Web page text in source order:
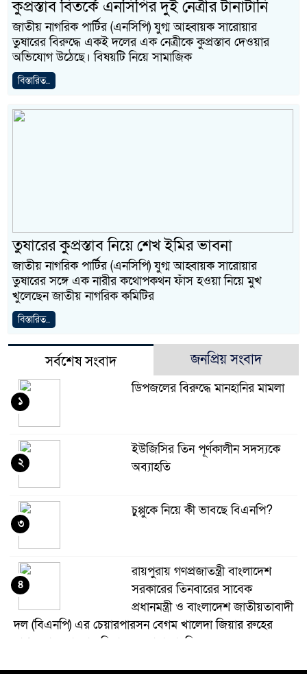
কুপ্রস্তাব বিতর্কে এনসিপির দুই নেত্রীর টানাটানি
জাতীয় নাগরিক পার্টির (এনসিপি) যুগ্ম আহ্বায়ক সারোয়ার
তুষারের বিরুদ্ধে একই দলের এক নেত্রীকে কুপ্রস্তাব দেওয়ার
অভিযোগ উঠেছে। বিষয়টি নিয়ে সামাজিক
বিস্তারিত..
তুষারের কুপ্রস্তাব নিয়ে শেখ ইমির ভাবনা
জাতীয় নাগরিক পার্টির (এনসিপি) যুগ্ম আহ্বায়ক সারোয়ার
তুষারের সঙ্গে এক নারীর কথোপকথন ফাঁস হওয়া নিয়ে মুখ
খুলেছেন জাতীয় নাগরিক কমিটির
বিস্তারিত..
সর্বশেষ সংবাদ জনপ্রিয় সংবাদ
ডিপজলের বিরুদ্ধে মানহানির মামলা
১
ইউজিসির তিন পূর্ণকালীন সদস্যকে
অব্যাহতি
২
চুপ্পুকে নিয়ে কী ভাবছে বিএনপি?
৩
রায়পুরায় গণপ্রজাতন্ত্রী বাংলাদেশ
সরকারের তিনবারের সাবেক
প্রধানমন্ত্রী ও বাংলাদেশ জাতীয়তাবাদী
দল (বিএনপি) এর চেয়ারপারসন বেগম খালেদা জিয়ার রুহের
মাগফেরাত কামনায় মিলাদ ও দোয়া মাহফিল
৪